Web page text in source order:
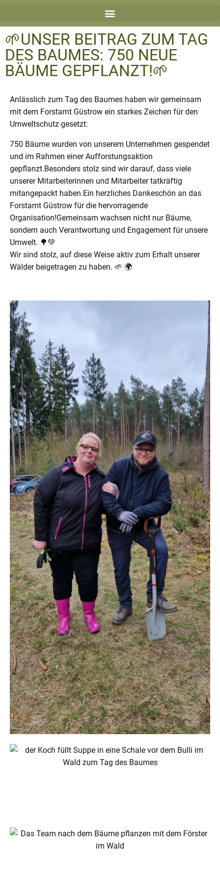
🌱UNSER BEITRAG ZUM TAG
DES BAUMES: 750 NEUE
BÄUME GEPFLANZT!🌱
Anlässlich zum Tag des Baumes haben wir gemeinsam
mit dem Forstamt Güstrow ein starkes Zeichen für den
Umweltschutz gesetzt:
750 Bäume wurden von unserem Unternehmen gespendet
und im Rahmen einer Aufforstungsaktion
gepflanzt.Besonders stolz sind wir darauf, dass viele
unserer Mitarbeiterinnen und Mitarbeiter tatkräftig
mitangepackt haben.Ein herzliches Dankeschön an das
Forstamt Güstrow für die hervorragende
Organisation!Gemeinsam wachsen nicht nur Bäume,
sondern auch Verantwortung und Engagement für unsere
Umwelt. 🌳💚
Wir sind stolz, auf diese Weise aktiv zum Erhalt unserer
Wälder beigetragen zu haben. 🌱 🌍